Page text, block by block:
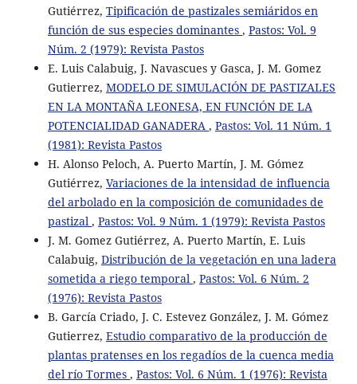
Gutiérrez, Tipificación de pastizales semiáridos en
función de sus especies dominantes , Pastos: Vol. 9
Núm. 2 (1979): Revista Pastos
E. Luis Calabuig, J. Navascues y Gasca, J. M. Gomez
Gutierrez, MODELO DE SIMULACIÓN DE PASTIZALES
EN LA MONTAÑA LEONESA, EN FUNCIÓN DE LA
POTENCIALIDAD GANADERA , Pastos: Vol. 11 Núm. 1
(1981): Revista Pastos
H. Alonso Peloch, A. Puerto Martín, J. M. Gómez
Gutiérrez, Variaciones de la intensidad de influencia
del arbolado en la composición de comunidades de
pastizal , Pastos: Vol. 9 Núm. 1 (1979): Revista Pastos
J. M. Gomez Gutiérrez, A. Puerto Martín, E. Luis
Calabuig, Distribución de la vegetación en una ladera
sometida a riego temporal , Pastos: Vol. 6 Núm. 2
(1976): Revista Pastos
B. García Criado, J. C. Estevez González, J. M. Gómez
Gutierrez, Estudio comparativo de la producción de
plantas pratenses en los regadíos de la cuenca media
del río Tormes , Pastos: Vol. 6 Núm. 1 (1976): Revista